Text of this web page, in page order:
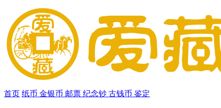
首页 纸币 金银币 邮票 纪念钞 古钱币 鉴定